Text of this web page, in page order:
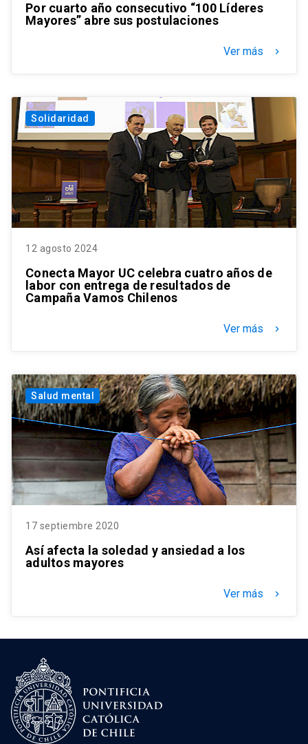
Por cuarto año consecutivo “100 Líderes
Mayores” abre sus postulaciones
Ver más keyboard_arrow_right
Solidaridad
12 agosto 2024
Conecta Mayor UC celebra cuatro años de
labor con entrega de resultados de
Campaña Vamos Chilenos
Ver más keyboard_arrow_right
Salud mental
17 septiembre 2020
Así afecta la soledad y ansiedad a los
adultos mayores
Ver más keyboard_arrow_right